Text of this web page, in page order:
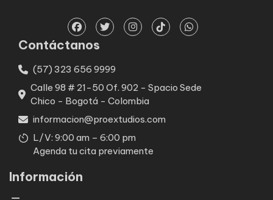
Contáctanos
(57) 323 656 9999
Calle 98 # 21-50 Of. 902 - Spacio Sede
Chico - Bogotá - Colombia
informacion@proextudios.com
L/V: 9:00 am – 6:00 pm
Agenda tu cita previamente
Información